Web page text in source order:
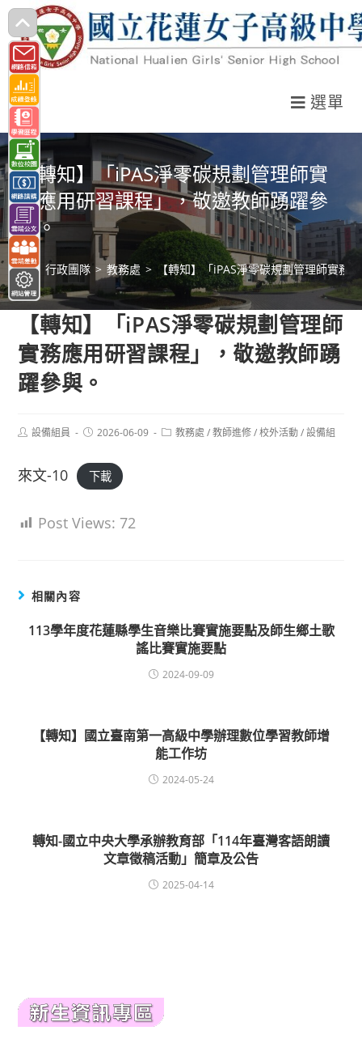
跳
轉
至
主
要
內
容
選單
【轉知】「iPAS淨零碳規劃管理師實
務應用研習課程」，敬邀教師踴躍參
與。
> 行政團隊 > 教務處 > 【轉知】「iPAS淨零碳規劃管理師實務
【轉知】「iPAS淨零碳規劃管理師
實務應用研習課程」，敬邀教師踴
躍參與。
Post設備組員
Post2026-06-09
Post教務處 / 教師進修 / 校外活動 / 設備組
來文-10 下載
Post Views: 72
相關內容
113學年度花蓮縣學生音樂比賽實施要點及師生鄉土歌
謠比賽實施要點
2024-09-09
【轉知】國立臺南第一高級中學辦理數位學習教師增
能工作坊
2024-05-24
轉知-國立中央大學承辦教育部「114年臺灣客語朗讀
文章徵稿活動」簡章及公告
2025-04-14